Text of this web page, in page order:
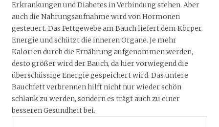
Erkrankungen und Diabetes in Verbindung stehen. Aber
auch die Nahrungsaufnahme wird von Hormonen
gesteuert. Das Fettgewebe am Bauch liefert dem Körper
Energie und schützt die inneren Organe. Je mehr
Kalorien durch die Ernährung aufgenommen werden,
desto größer wird der Bauch, da hier vorwiegend die
überschüssige Energie gespeichert wird. Das untere
Bauchfett verbrennen hilft nicht nur wieder schön
schlank zu werden, sondern es trägt auch zu einer
besseren Gesundheit bei.